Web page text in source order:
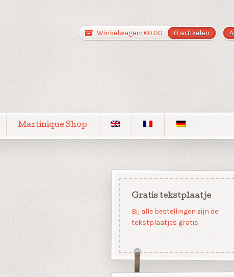
Winkelwagen: €0.00 0 artikelen
Martinique Shop
Gratis tekstplaatje
Bij alle bestellingen zijn de
tekstplaatjes gratis